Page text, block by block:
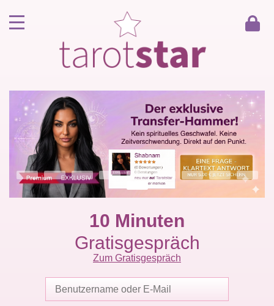
Kunde werden
Berater werden
Kartenlegen Gratisgespräch
Gästebuch
10 Minuten
Gratisgespräch
Zum Gratisgespräch